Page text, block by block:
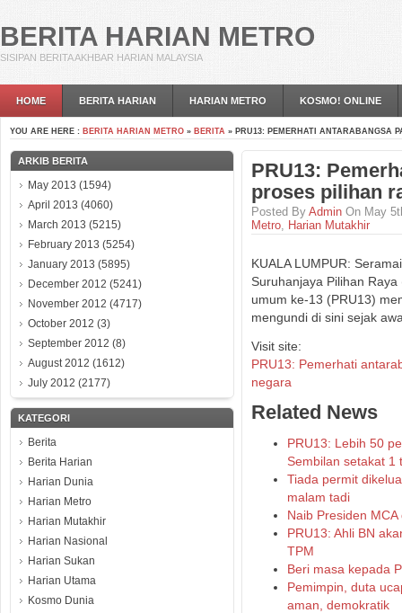
BERITA HARIAN METRO
SISIPAN BERITA AKHBAR HARIAN MALAYSIA
HOME BERITA HARIAN HARIAN METRO KOSMO! ONLINE
YOU ARE HERE : BERITA HARIAN METRO » BERITA » PRU13: PEMERHATI ANTARABANGSA
ARKIB BERITA
May 2013 (1594)
April 2013 (4060)
March 2013 (5215)
February 2013 (5254)
January 2013 (5895)
December 2012 (5241)
November 2012 (4717)
October 2012 (3)
September 2012 (8)
August 2012 (1612)
July 2012 (2177)
KATEGORI
Berita
Berita Harian
Harian Dunia
Harian Metro
Harian Mutakhir
Harian Nasional
Harian Sukan
Harian Utama
Kosmo Dunia
PRU13:
proses pilihan
Posted By Admin On May
Metro, Harian Mutakhir
KUALA LUMPUR:
Suruhanjaya Pilihan
umum ke-13 (PRU13)
mengundi di sini sejak
Visit site:
PRU13: Pemerhati
negara
Related News
PRU13: Lebih 50
Sembilan setakat 1
Tiada permit
malam tadi
Naib Presiden
PRU13: Ahli BN
TPM
Beri masa kepada
Pemimpin, duta
aman, demokratik